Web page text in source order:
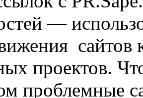
—
сайтов
проектов.
проблемные